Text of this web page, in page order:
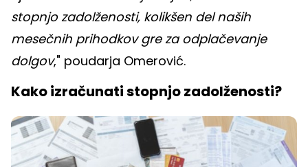
stopnjo zadolženosti, kolikšen del naših
mesečnih prihodkov gre za odplačevanje
dolgov," poudarja Omerović.
Kako izračunati stopnjo zadolženosti?